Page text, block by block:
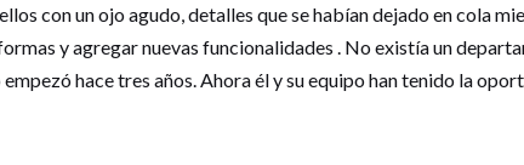
con un ojo agudo, detalles que se habían dejado en cola
y agregar nuevas funcionalidades . No existía un
hace tres años. Ahora él y su equipo han tenido la